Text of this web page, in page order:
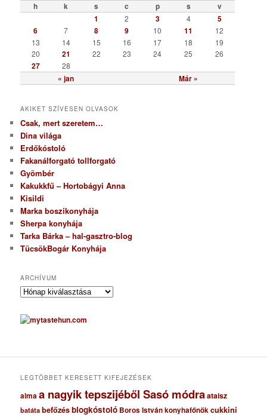
r
h k s c p s v
« jan Már »
1 2 3 4
5
6
7 8 9 10 11
12
13
14 15 16 17 18
19
20
21 22 23 24 25 26
27 28
AKIKET SZÍVESEN OLVASOK
Csak, mert szeretem…
Dina világa
Erdőkóstoló
Fakanálforgató tollforgató
Gyömbér
Kakukkfű – Hortobágyi Anna
Kisildi
Marka boszikonyhája
Sherpa konyhája
Tarka Bárka – hal-gasztro-blog
TücsökBogár Konyhája
ARCHÍVUM
A
c
h
u
LEGTÖBBET KERESETT KIFEJEZÉSEK
almaa nagyik tepszijéből Sasó módraataisz
batáta befőzésblogkóstoló Boros István konyhafőnökcukkini